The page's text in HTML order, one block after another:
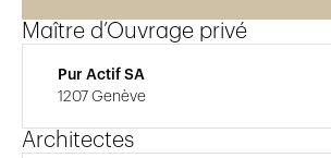
Maître d’Ouvrage privé
Pur Actif SA
1207 Genève
Architectes